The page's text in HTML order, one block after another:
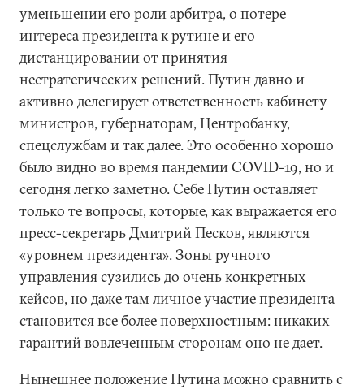
уменьшении его роли арбитра, о потере
интереса президента к рутине и его
дистанцировании от принятия
нестратегических решений. Путин давно и
активно делегирует ответственность кабинету
министров, губернаторам, Центробанку,
спецслужбам и так далее. Это особенно хорошо
было видно во время пандемии COVID-19, но и
сегодня легко заметно. Себе Путин оставляет
только те вопросы, которые, как выражается его
пресс-секретарь Дмитрий Песков, являются
«уровнем президента». Зоны ручного
управления сузились до очень конкретных
кейсов, но даже там личное участие президента
становится все более поверхностным: никаких
гарантий вовлеченным сторонам оно не дает.
Нынешнее положение Путина можно сравнить с